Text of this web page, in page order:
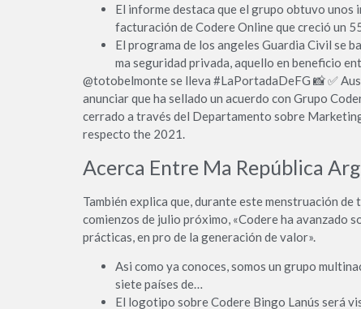
El informe destaca que el grupo obtuvo unos
facturación de Codere Online que creció un
El programa de los angeles Guardia Civil se
ma seguridad privada, aquello en beneficio
@totobelmonte se lleva #LaPortadaDeFG 📸 ✅️
anunciar que ha sellado un acuerdo con Grupo
cerrado a través del Departamento sobre
respecto the 2021.
Acerca Entre Ma República
También explica que, durante este menstruación
comienzos de julio próximo, «Codere ha avanzado
prácticas, en pro de la generación de valor».
Asi como ya conoces, somos un grupo
siete países de…
El logotipo sobre Codere Bingo Lanús será